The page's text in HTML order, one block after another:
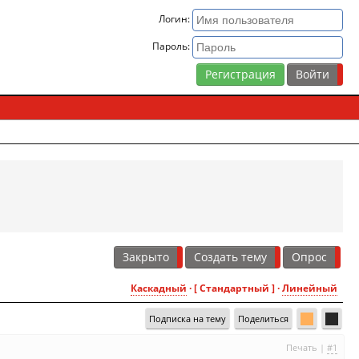
Логин:
Пароль:
Регистрация
Закрыто Создать тему Опрос
Каскадный · [ Стандартный ] ·Линейный
Подписка на тему Поделиться
Печать | #1